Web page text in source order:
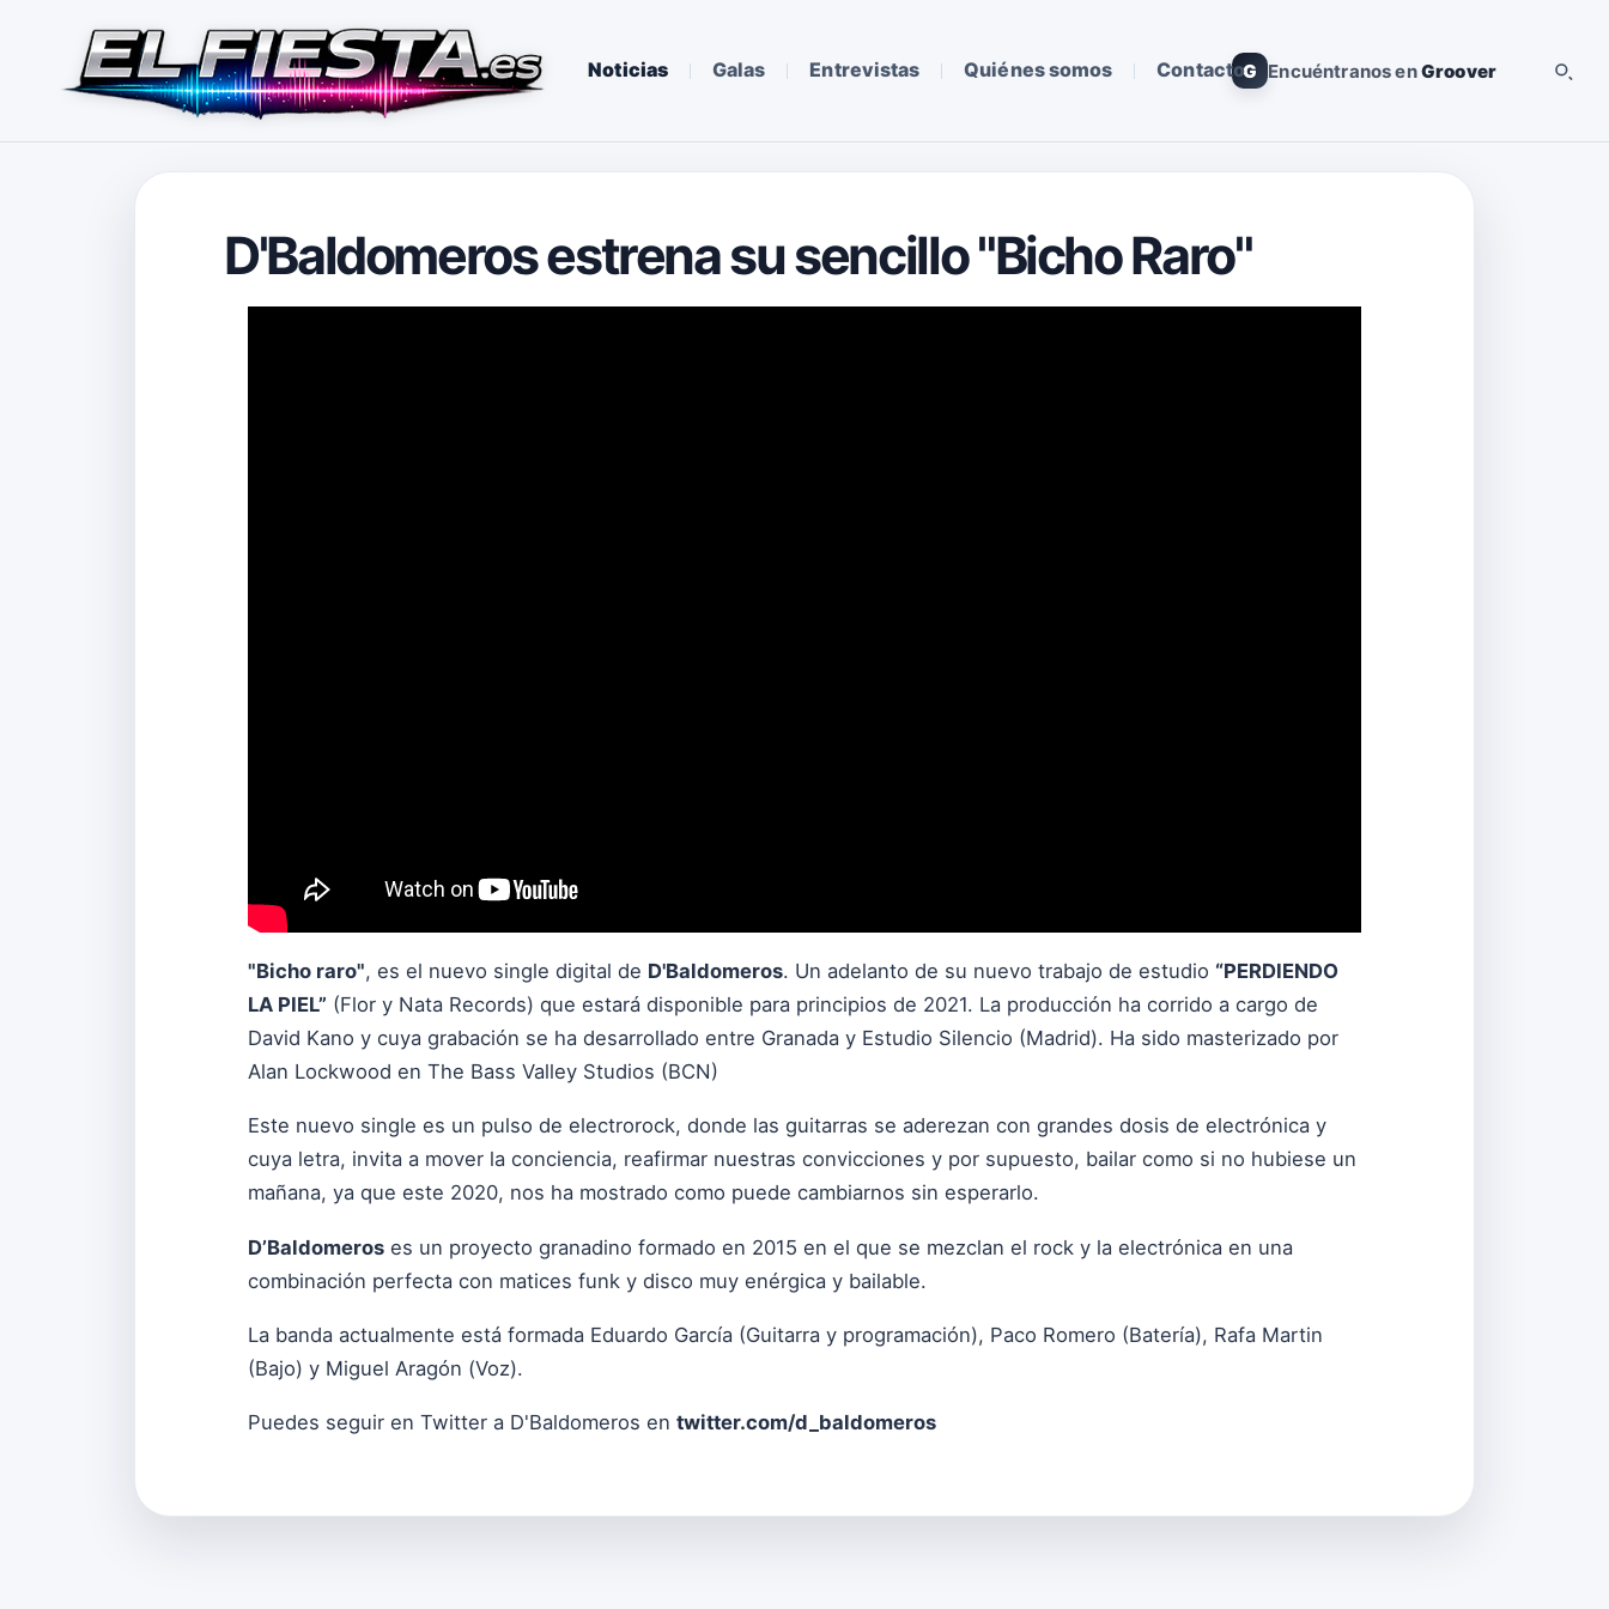
Noticias Galas Entrevistas Quiénes somos ContactoG Encuéntranos enGroover
D'Baldomeros estrena su sencillo "Bicho Raro"
"Bicho raro", es el nuevo single digital de D'Baldomeros. Un adelanto de su nuevo trabajo de estudio “PERDIENDO
LA PIEL” (Flor y Nata Records) que estará disponible para principios de 2021. La producción ha corrido a cargo de
David Kano y cuya grabación se ha desarrollado entre Granada y Estudio Silencio (Madrid). Ha sido masterizado por
Alan Lockwood en The Bass Valley Studios (BCN)
Este nuevo single es un pulso de electrorock, donde las guitarras se aderezan con grandes dosis de electrónica y
cuya letra, invita a mover la conciencia, reafirmar nuestras convicciones y por supuesto, bailar como si no hubiese un
mañana, ya que este 2020, nos ha mostrado como puede cambiarnos sin esperarlo.
D’Baldomeros es un proyecto granadino formado en 2015 en el que se mezclan el rock y la electrónica en una
combinación perfecta con matices funk y disco muy enérgica y bailable.
La banda actualmente está formada Eduardo García (Guitarra y programación), Paco Romero (Batería), Rafa Martin
(Bajo) y Miguel Aragón (Voz).
Puedes seguir en Twitter a D'Baldomeros en twitter.com/d_baldomeros